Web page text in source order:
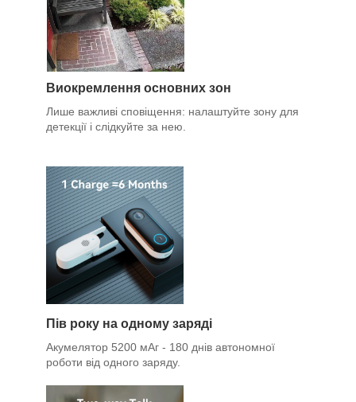
Виокремлення основних зон
Лише важливі сповіщення: налаштуйте зону для
детекції і слідкуйте за нею.
Пів року на одному заряді
Акумелятор 5200 мАг - 180 днів автономної
роботи від одного заряду.